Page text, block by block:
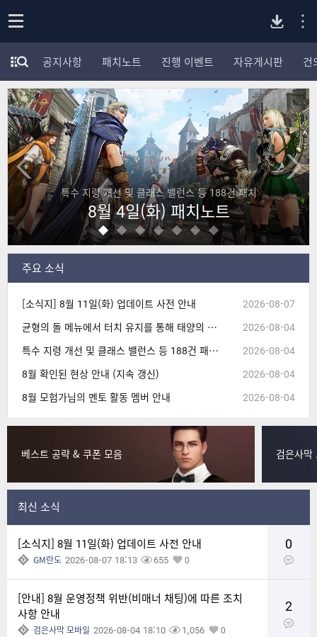
p
e
n
버
전
다
운
로
드
모
험
가
포
럼
카
테
고
리
전
체
보
기
공지사항 패치노트 진행 이벤트 자유게시판 건
패치 모험가님들의 기술 세팅을 확인해 보세요!
초월 클래스 기술 세팅!
주요 소식
[소식지] 8월 11일(화) 업데이트 사전 안내
2026-08-07
균형의 돌 메뉴에서 터치 유지를 통해 태양의 결정, 혼돈의 결정 아이템을 연속으로 사용할 수 없는 현상 수정
2026-08-04
특수 지령 개선 및 클래스 밸런스 등 188건 패치 (8/4 14:30, 내용 추가)
2026-08-04
8월 확인된 현상 안내 (지속 갱신)
2026-08-04
8월 모험가님의 멘토 활동 멤버 안내
2026-08-04
베스트 공략 & 쿠폰 모음 검은사막
최신 소식
0
[소식지] 8월 11일(화) 업데이트 사전 안내
GM란도 2026-08-07 18:13 655 0
2
[안내] 8월 운영정책 위반(비매너 채팅)에 따른 조치
사항 안내
검은사막 모바일 2026-08-04 18:10 1,056 0